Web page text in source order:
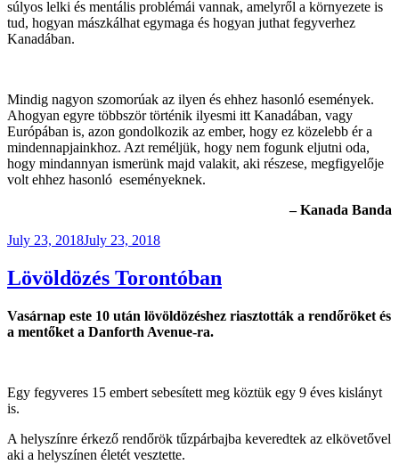
súlyos lelki és mentális problémái vannak, amelyről a környezete is
tud, hogyan mászkálhat egymaga és hogyan juthat fegyverhez
Kanadában.
Mindig nagyon szomorúak az ilyen és ehhez hasonló események.
Ahogyan egyre többször történik ilyesmi itt Kanadában, vagy
Európában is, azon gondolkozik az ember, hogy ez közelebb ér a
mindennapjainkhoz. Azt reméljük, hogy nem fogunk eljutni oda,
hogy mindannyan ismerünk majd valakit, aki részese, megfigyelője
volt ehhez hasonló eseményeknek.
– Kanada Banda
Posted
July 23, 2018July 23, 2018
Lövöldözés Torontóban
Vasárnap este 10 után lövöldözéshez riasztották a rendőröket és
a mentőket a Danforth Avenue-ra.
Egy fegyveres 15 embert sebesített meg köztük egy 9 éves kislányt
is.
A helyszínre érkező rendőrök tűzpárbajba keveredtek az elkövetővel
aki a helyszínen életét vesztette.